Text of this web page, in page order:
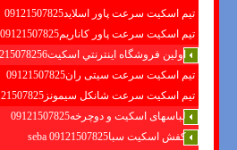
تیم اسکیت سرعت پاور اسلاید09121507825
تیم اسکیت سرعت پاور کاناریم09121507825
اولين فروشگاه اينترنتي اسكيت091215078256
تیم اسکیت سرعت سیتی ران09121507825
تیم اسکیت سرعت شانکل سیمونز09121507825
لباسهای اسکیت و دوچرخه09121507825
کفش اسکیت سبا09121507825 seba